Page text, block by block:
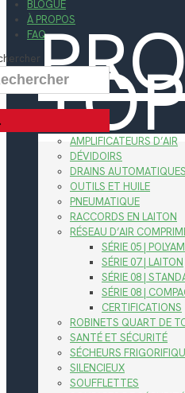
BLOGUE
À PROPOS
FAQ
AMPLIFICATEURS D’AIR
DÉVIDOIRS
DRAINS AUTOMATIQUES
OUTILS ET HUILE
PNEUMATIQUE
RACCORDS EN LAITON
RÉSEAU D’AIR
SÉRIE 05 |
SÉRIE 07 | LAITON
SÉRIE 08 |
SÉRIE 08 |
CERTIFICATIONS
ROBINETS QUART DE
SANTÉ ET SÉCURITÉ
SÉCHEURS
SILENCIEUX
SOUFFLETTES